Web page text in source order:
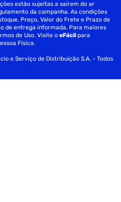
estão sujeitas a saírem do ar
da campanha. As condições
Preço, Valor do Frete e Prazo de
de entrega informada. Para maiores
de Uso. Visite oeFácil para
Física.
e Serviço de Distribuição S.A. - Todos